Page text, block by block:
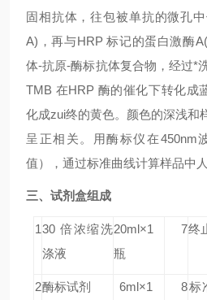
固相抗体，往包被单抗的微孔
A)，再与HRP 标记的蛋白激酶
体-抗原-酶标抗体复合物，经过*
TMB 在HRP 酶的催化下转化成
化成zui终的黄色。颜色的深浅和
呈正相关。用酶标仪在450nm
值），通过标准曲线计算样品中
三、试剂盒组成
130 倍浓缩洗
涤液
20ml×1
瓶
7终
2酶标试剂
6ml×1
8标